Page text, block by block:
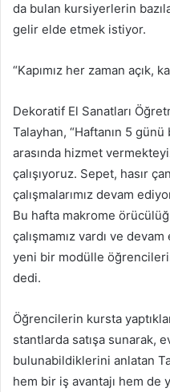
da bulan kursiyerlerin
gelir elde etmek istiyor.
“Kapımız her zaman açık,
Dekoratif El Sanatları
Talayhan, “Haftanın 5
arasında hizmet
çalışıyoruz. Sepet, hasır
çalışmalarımız devam
Bu hafta makrome
çalışmamız vardı ve
yeni bir modülle
dedi.
Öğrencilerin kursta
stantlarda satışa sunarak,
bulunabildiklerini anlatan
hem bir iş avantajı hem de